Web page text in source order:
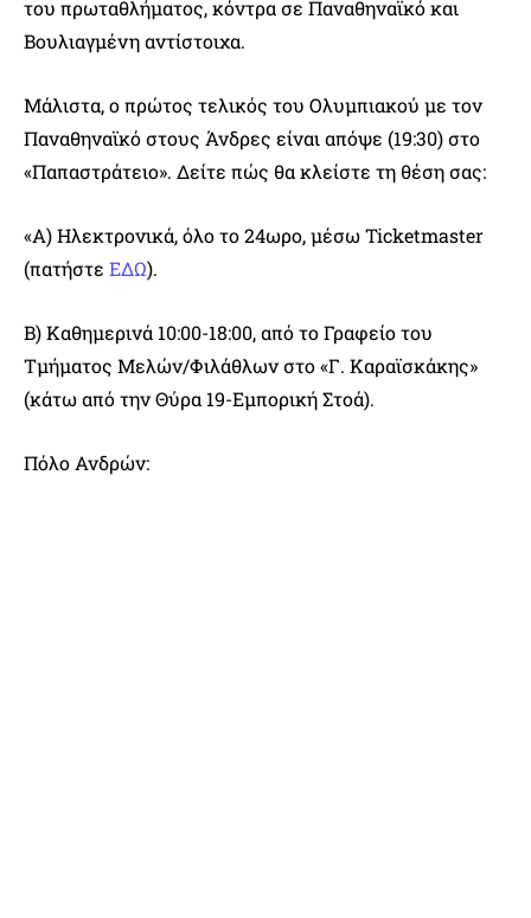
του πρωταθλήματος, κόντρα σε Παναθηναϊκό και
Βουλιαγμένη αντίστοιχα.
Μάλιστα, ο πρώτος τελικός του Ολυμπιακού με τον
Παναθηναϊκό στους Άνδρες είναι απόψε (19:30) στο
«Παπαστράτειο». Δείτε πώς θα κλείστε τη θέση σας:
«Α) Ηλεκτρονικά, όλο το 24ωρο, μέσω Ticketmaster
(πατήστε ΕΔΩ).
Β) Καθημερινά 10:00-18:00, από το Γραφείο του
Τμήματος Μελών/Φιλάθλων στο «Γ. Καραϊσκάκης»
(κάτω από την Θύρα 19-Εμπορική Στοά).
Πόλο Ανδρών: